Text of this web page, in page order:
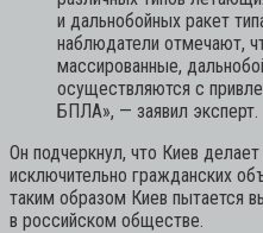
и дальнобойных ракет
наблюдатели отмечают,
массированные,
осуществляются с
БПЛА», — заявил эксперт.
Он подчеркнул, что Киев
исключительно гражданских
таким образом Киев пытается
в российском обществе.